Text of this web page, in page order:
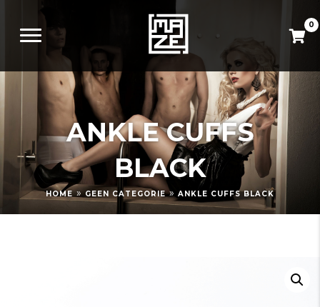
0
ANKLE CUFFS
BLACK
HOME » GEEN CATEGORIE » ANKLE CUFFS BLACK